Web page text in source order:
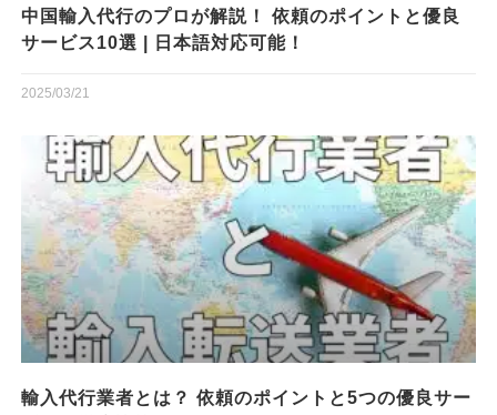
中国輸入代行のプロが解説！ 依頼のポイントと優良
サービス10選 | 日本語対応可能！
2025/03/21
輸入代行業者とは？ 依頼のポイントと5つの優良サー